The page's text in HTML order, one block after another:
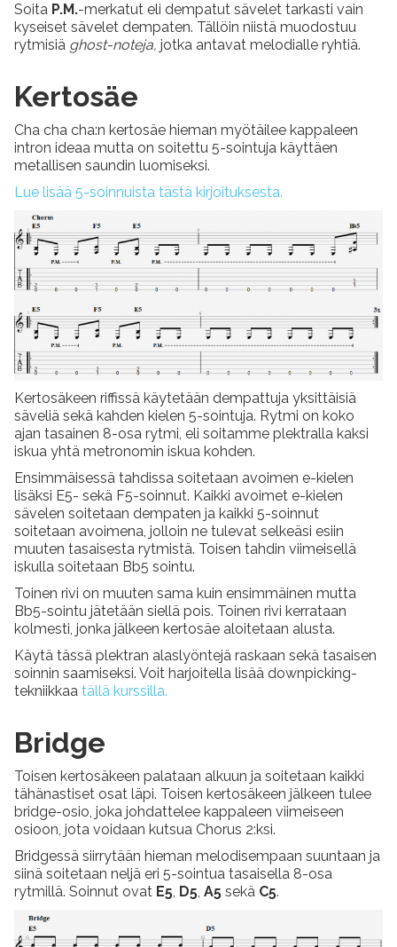
Soita P.M.-merkatut eli dempatut sävelet tarkasti vain
kyseiset sävelet dempaten. Tällöin niistä muodostuu
rytmisiä ghost-noteja, jotka antavat melodialle ryhtiä.
Kertosäe
Cha cha cha:n kertosäe hieman myötäilee kappaleen
intron ideaa mutta on soitettu 5-sointuja käyttäen
metallisen saundin luomiseksi.
Lue lisää 5-soinnuista tästä kirjoituksesta.
Kertosäkeen riffissä käytetään dempattuja yksittäisiä
säveliä sekä kahden kielen 5-sointuja. Rytmi on koko
ajan tasainen 8-osa rytmi, eli soitamme plektralla kaksi
iskua yhtä metronomin iskua kohden.
Ensimmäisessä tahdissa soitetaan avoimen e-kielen
lisäksi E5- sekä F5-soinnut. Kaikki avoimet e-kielen
sävelen soitetaan dempaten ja kaikki 5-soinnut
soitetaan avoimena, jolloin ne tulevat selkeäsi esiin
muuten tasaisesta rytmistä. Toisen tahdin viimeisellä
iskulla soitetaan Bb5 sointu.
Toinen rivi on muuten sama kuin ensimmäinen mutta
Bb5-sointu jätetään siellä pois. Toinen rivi kerrataan
kolmesti, jonka jälkeen kertosäe aloitetaan alusta.
Käytä tässä plektran alaslyöntejä raskaan sekä tasaisen
soinnin saamiseksi. Voit harjoitella lisää downpicking-
tekniikkaa tällä kurssilla.
Bridge
Toisen kertosäkeen palataan alkuun ja soitetaan kaikki
tähänastiset osat läpi. Toisen kertosäkeen jälkeen tulee
bridge-osio, joka johdattelee kappaleen viimeiseen
osioon, jota voidaan kutsua Chorus 2:ksi.
Bridgessä siirrytään hieman melodisempaan suuntaan ja
siinä soitetaan neljä eri 5-sointua tasaisella 8-osa
rytmillä. Soinnut ovat E5, D5, A5 sekä C5.